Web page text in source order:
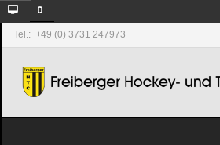
Tel.: +49 (0) 3731 247973